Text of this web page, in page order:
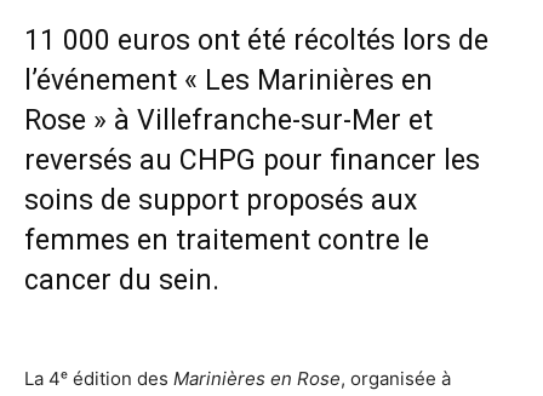
11 000 euros ont été récoltés lors de
l’événement « Les Marinières en
Rose » à Villefranche-sur-Mer et
reversés au CHPG pour financer les
soins de support proposés aux
femmes en traitement contre le
cancer du sein.
La 4ᵉ édition des Marinières en Rose, organisée à